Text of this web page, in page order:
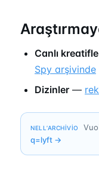
Canlı
Spy arşivinde
Dizinler —
NELL’ARCHIVIO
q=lyft →